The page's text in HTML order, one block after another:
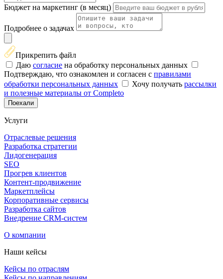
Бюджет на маркетинг (в месяц)
Подробнее о задачах
Прикрепить файл
Даю согласие на обработку персональных данных
Подтверждаю, что ознакомлен и согласен с правилами
обработки персональных данных
Хочу получать рассылки
и полезные материалы от Completo
Поехали
Услуги
Отраслевые решения
Разработка стратегии
Лидогенерация
SEO
Прогрев клиентов
Контент-продвижение
Маркетплейсы
Корпоративные сервисы
Разработка сайтов
Внедрение CRM-систем
О компании
Наши кейсы
Кейсы по отраслям